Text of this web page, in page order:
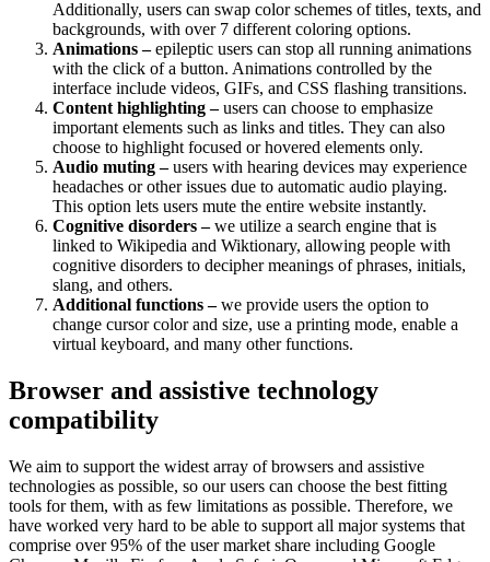
Additionally, users can swap color schemes of titles, texts, and
backgrounds, with over 7 different coloring options.
Animations –epileptic users can stop all running animations
with the click of a button. Animations controlled by the
interface include videos, GIFs, and CSS flashing transitions.
Content highlighting –users can choose to emphasize
important elements such as links and titles. They can also
choose to highlight focused or hovered elements only.
Audio muting –users with hearing devices may experience
headaches or other issues due to automatic audio playing.
This option lets users mute the entire website instantly.
Cognitive disorders –we utilize a search engine that is
linked to Wikipedia and Wiktionary, allowing people with
cognitive disorders to decipher meanings of phrases, initials,
slang, and others.
Additional functions –we provide users the option to
change cursor color and size, use a printing mode, enable a
virtual keyboard, and many other functions.
Browser and assistive technology
compatibility
We aim to support the widest array of browsers and assistive
technologies as possible, so our users can choose the best fitting
tools for them, with as few limitations as possible. Therefore, we
have worked very hard to be able to support all major systems that
comprise over 95% of the user market share including Google